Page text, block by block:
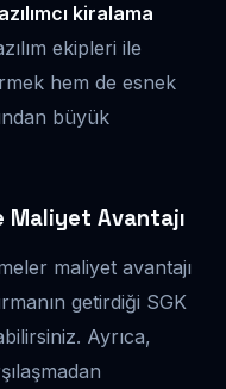
kiralama
ekipleri ile
hem de esnek
büyük
Maliyet Avantajı
maliyet avantajı
getirdiği SGK
Ayrıca,